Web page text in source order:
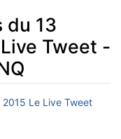
du 13
Tweet -
Le Live Tweet